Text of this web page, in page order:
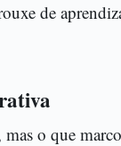
de
o que